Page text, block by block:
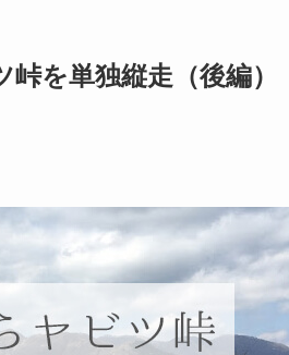
を単独縦走（後編）